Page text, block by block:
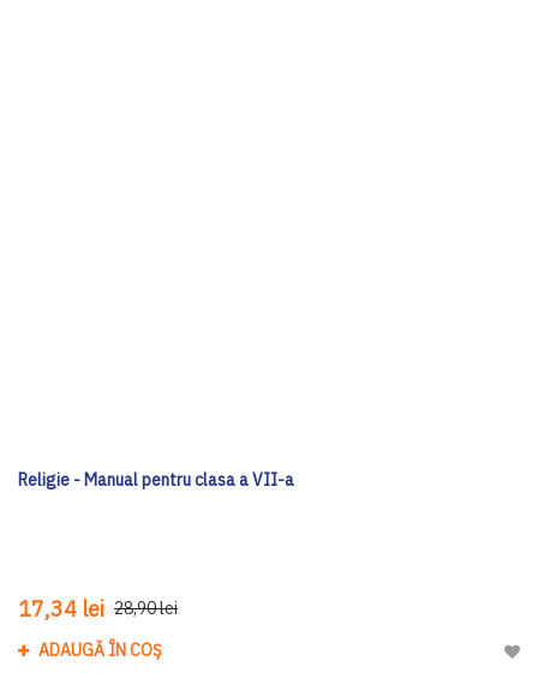
Religie - Manual pentru clasa a VII-a
17,34 lei 28,90 lei
ADAUGĂ ÎN COȘ